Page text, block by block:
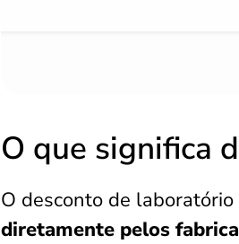
O que significa
O desconto de laboratório
diretamente pelos